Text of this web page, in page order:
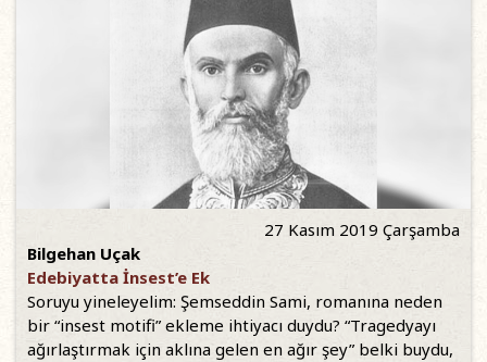
27 Kasım 2019 Çarşamba
Bilgehan Uçak
Edebiyatta İnsest’e Ek
Soruyu yineleyelim: Şemseddin Sami, romanına neden
bir “insest motifi” ekleme ihtiyacı duydu? “Tragedyayı
ağırlaştırmak için aklına gelen en ağır şey” belki buydu,